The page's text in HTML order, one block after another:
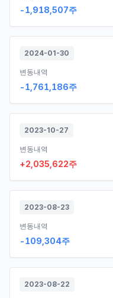
-1,918,507주
2024-01-30
변동내역
-1,761,186주
2023-10-27
변동내역
+2,035,622주
2023-08-23
변동내역
-109,304주
2023-08-22